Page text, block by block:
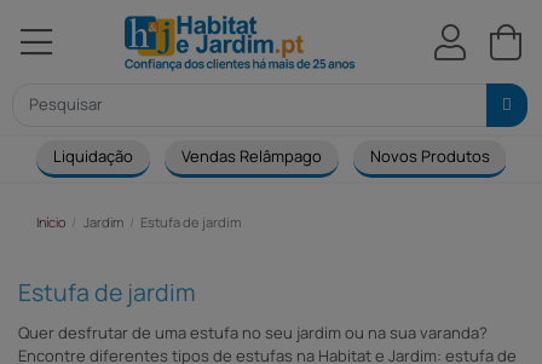
Liquidação Vendas Relâmpago Novos Produtos
Início Jardim Estufa de jardim
Estufa de jardim
Quer desfrutar de uma estufa no seu jardim ou na sua varanda?
Encontre diferentes tipos de estufas na Habitat e Jardim: estufa de